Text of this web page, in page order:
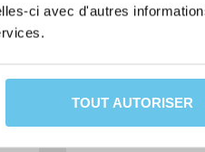
ci avec d'autres
TOUT AUTORISER
Notre guide